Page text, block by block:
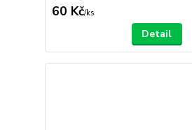
60 Kč/ks
Detail